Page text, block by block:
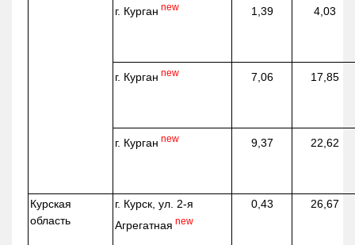
г. Курган new 1,39 4,03
г. Курган new 7,06 17,85
г. Курган new 9,37 22,62
Курская
область
г. Курск, ул. 2-я
Агрегатная new
0,43 26,67